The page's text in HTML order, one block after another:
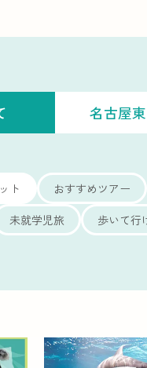
名古屋
ト おすすめツアー
未就学児旅 歩いて行